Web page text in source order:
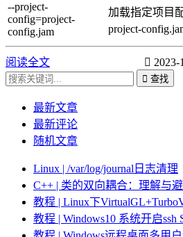
--project-
config=project-
config.jam
加载指定项目
project-
阅读全文 2023-
查找
最新文章
最新评论
随机文章
Linux | /var/log/journal日志清理
C++ | 类的双向耦合：理解与
教程 | Linux下
教程 | Windows10 系统开启ssh